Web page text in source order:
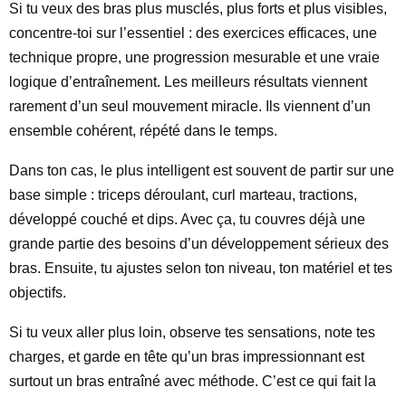
Si tu veux des bras plus musclés, plus forts et plus visibles,
concentre-toi sur l’essentiel : des exercices efficaces, une
technique propre, une progression mesurable et une vraie
logique d’entraînement. Les meilleurs résultats viennent
rarement d’un seul mouvement miracle. Ils viennent d’un
ensemble cohérent, répété dans le temps.
Dans ton cas, le plus intelligent est souvent de partir sur une
base simple : triceps déroulant, curl marteau, tractions,
développé couché et dips. Avec ça, tu couvres déjà une
grande partie des besoins d’un développement sérieux des
bras. Ensuite, tu ajustes selon ton niveau, ton matériel et tes
objectifs.
Si tu veux aller plus loin, observe tes sensations, note tes
charges, et garde en tête qu’un bras impressionnant est
surtout un bras entraîné avec méthode. C’est ce qui fait la